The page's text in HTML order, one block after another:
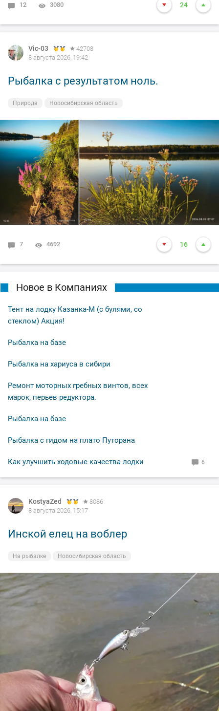
12 3080 24
Vic-03
42708
8 августа 2026, 19:42
Рыбалка с результатом ноль.
Природа Новосибирская область
7 4692 16
Новое в Компаниях
Тент на лодку Казанка-М (с булями, со
стеклом) Акция!
Рыбалка на базе
Рыбалка на хариуса в сибири
Ремонт моторных гребных винтов, всех
марок, перьев редуктора.
Рыбалка на базе
Рыбалка с гидом на плато Путорана
Как улучшить ходовые качества лодки 6
KostyaZed
8086
8 августа 2026, 15:17
Инской елец на воблер
На рыбалке Новосибирская область